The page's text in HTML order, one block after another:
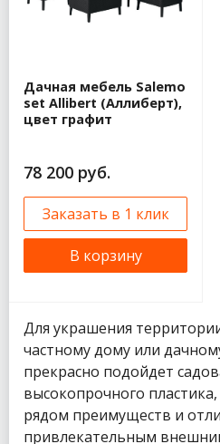
Дачная мебель Salemo
set Allibert (Аллиберт),
цвет графит
78 200 руб.
Заказать в 1 клик
В корзину
Для украшения
частному дому или
прекрасно подойдет
высокопрочного
рядом преимуществ и
привлекательным